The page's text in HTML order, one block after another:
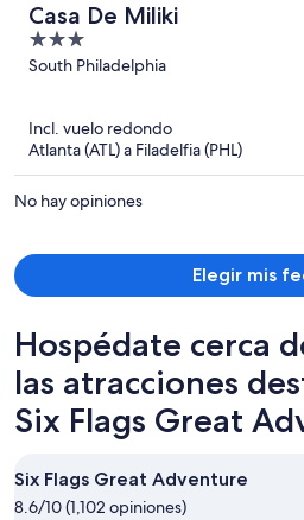
Casa De Miliki
3
out
South Philadelphia
Incl. vuelo redondo
Atlanta (ATL) a Filadelfia (PHL)
No hay opiniones
Elegir mis
Hospédate cerca
las atracciones
Six Flags Great
Six Flags Great Adventure
8.6/10 (1,102 opiniones)